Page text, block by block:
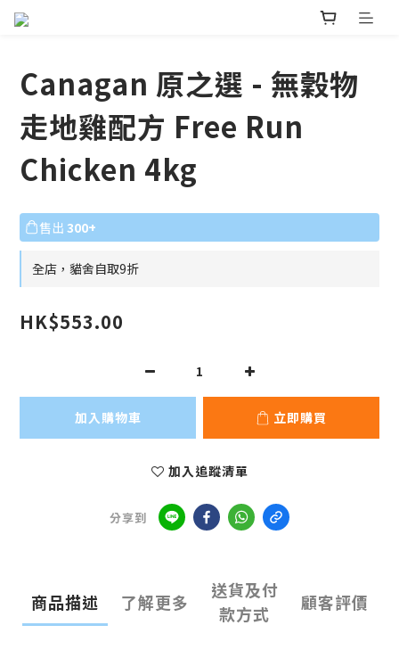
Canagan 原之選 - 無穀物
走地雞配方 Free Run
Chicken 4kg
售出 300+
全店，貓舍自取9折
HK$553.00
加入購物車 立即購買
加入追蹤清單
分享到
商品描述 了解更多
送貨及付
款方式
顧客評價